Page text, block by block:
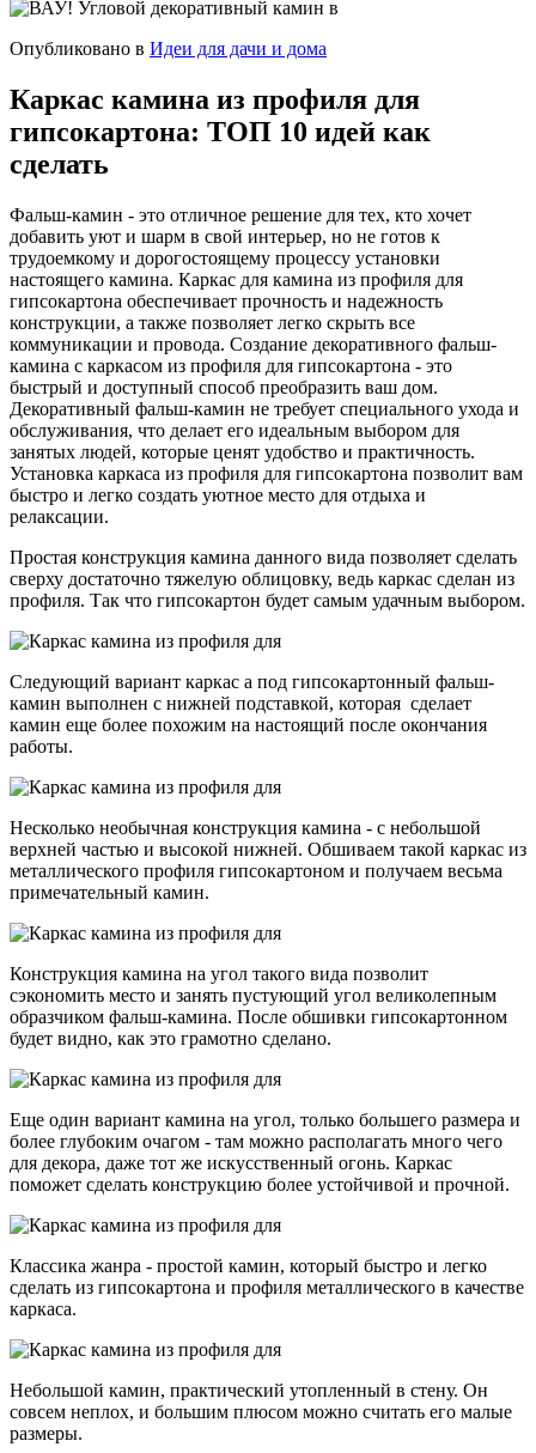
Опубликовано в Идеи для дачи и дома
Каркас камина из профиля для
гипсокартона: ТОП 10 идей как
сделать
Фальш-камин - это отличное решение для тех, кто хочет
добавить уют и шарм в свой интерьер, но не готов к
трудоемкому и дорогостоящему процессу установки
настоящего камина. Каркас для камина из профиля для
гипсокартона обеспечивает прочность и надежность
конструкции, а также позволяет легко скрыть все
коммуникации и провода. Создание декоративного фальш-
камина с каркасом из профиля для гипсокартона - это
быстрый и доступный способ преобразить ваш дом.
Декоративный фальш-камин не требует специального ухода и
обслуживания, что делает его идеальным выбором для
занятых людей, которые ценят удобство и практичность.
Установка каркаса из профиля для гипсокартона позволит вам
быстро и легко создать уютное место для отдыха и
релаксации.
Простая конструкция камина данного вида позволяет сделать
сверху достаточно тяжелую облицовку, ведь каркас сделан из
профиля. Так что гипсокартон будет самым удачным выбором.
Следующий вариант каркас а под гипсокартонный фальш-
камин выполнен с нижней подставкой, которая сделает
камин еще более похожим на настоящий после окончания
работы.
Несколько необычная конструкция камина - с небольшой
верхней частью и высокой нижней. Обшиваем такой каркас из
металлического профиля гипсокартоном и получаем весьма
примечательный камин.
Конструкция камина на угол такого вида позволит
сэкономить место и занять пустующий угол великолепным
образчиком фальш-камина. После обшивки гипсокартонном
будет видно, как это грамотно сделано.
Еще один вариант камина на угол, только большего размера и
более глубоким очагом - там можно располагать много чего
для декора, даже тот же искусственный огонь. Каркас
поможет сделать конструкцию более устойчивой и прочной.
Классика жанра - простой камин, который быстро и легко
сделать из гипсокартона и профиля металлического в качестве
каркаса.
Небольшой камин, практический утопленный в стену. Он
совсем неплох, и большим плюсом можно считать его малые
размеры.